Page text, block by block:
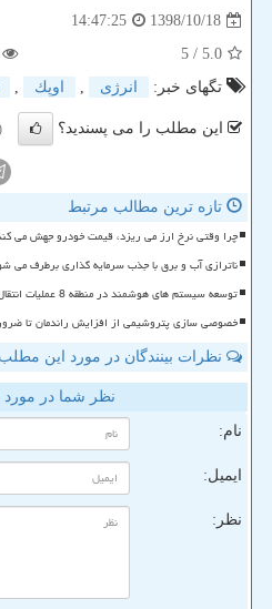
1398/10/18
14:47:25
5.0
/ 5
تگهای خبر:
انرژی , اوپك ,
این مطلب را می پسندید؟ (1)
تازه ترین مطالب مرتبط
چرا وقتی نرخ ارز می ریزد، قیمت خودرو جهش می
ناترازی آب و برق با جذب سرمایه گذاری برطرف می
توسعه سیستم های هوشمند در منطقه 8 عملیات انتقال گاز شتاب گرفت
خصوصی سازی پتروشیمی از افزایش راندمان تا
نظرات بینندگان در مورد این مطلب
نظر شما در
نام:
ایمیل:
نظر: